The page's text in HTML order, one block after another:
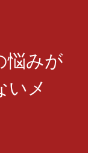
悩みが
いメ